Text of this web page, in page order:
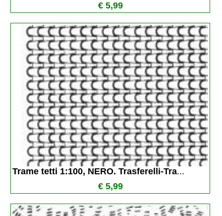
€ 5,99
Trame tetti 1:100, NERO. Trasferelli-Tra...
€ 5,99